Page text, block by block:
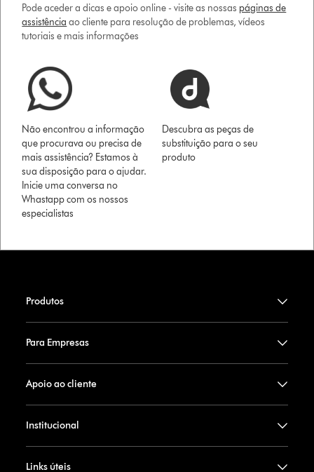
Pode aceder a dicas e apoio online - visite as nossas páginas de
assistência ao cliente para resolução de problemas, vídeos
tutoriais e mais informações
Não encontrou a informação
que procurava ou precisa de
mais assistência? Estamos à
sua disposição para o ajudar.
Inicie uma conversa no
Whastapp com os nossos
especialistas
Descubra as peças de
substituição para o seu
produto
Produtos
Para Empresas
Apoio ao cliente
Institucional
Links úteis